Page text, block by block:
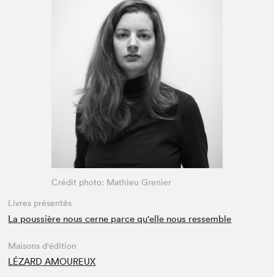
Espace enseignant·e·s
Crédit photo: Mathieu Grenier
Livres présentés
La poussière nous cerne parce qu'elle nous ressemble
Maisons d'édition
LÉZARD AMOUREUX